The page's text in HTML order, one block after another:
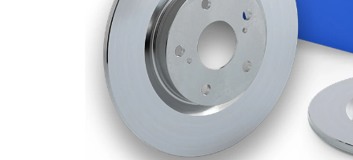
Dış çap
247 mm
Delik sayısı
4
Merkezleme
60 mm
Delik
çemberi-Ø
100 mm
Üst yüzey
Kaplamalı